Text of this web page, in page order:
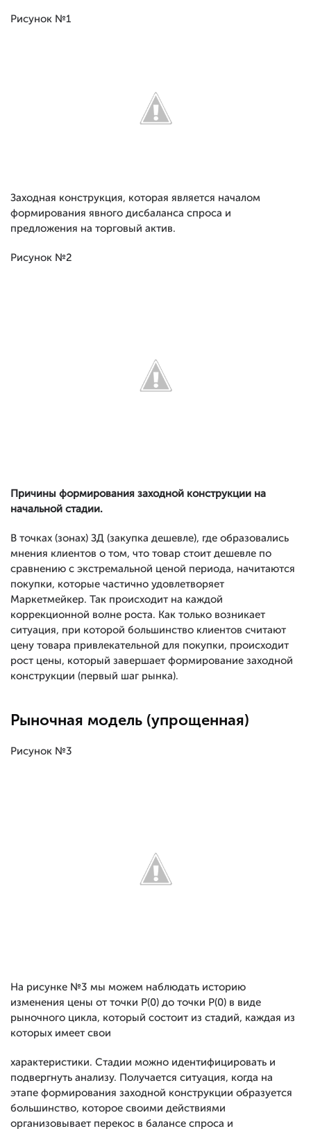
Рисунок №1
Заходная конструкция, которая является началом
формирования явного дисбаланса спроса и
предложения на торговый актив.
Рисунок №2
Причины формирования заходной конструкции на
начальной стадии.
В точках (зонах) ЗД (закупка дешевле), где образовались
мнения клиентов о том, что товар стоит дешевле по
сравнению с экстремальной ценой периода, начитаются
покупки, которые частично удовлетворяет
Маркетмейкер. Так происходит на каждой
коррекционной волне роста. Как только возникает
ситуация, при которой большинство клиентов считают
цену товара привлекательной для покупки, происходит
рост цены, который завершает формирование заходной
конструкции (первый шаг рынка).
Рыночная модель (упрощенная)
Рисунок №3
На рисунке №3 мы можем наблюдать историю
изменения цены от точки Р(0) до точки Р(0) в виде
рыночного цикла, который состоит из стадий, каждая из
которых имеет свои
характеристики. Стадии можно идентифицировать и
подвергнуть анализу. Получается ситуация, когда на
этапе формирования заходной конструкции образуется
большинство, которое своими действиями
организовывает перекос в балансе спроса и